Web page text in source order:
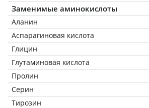
Заменимые аминокислоты
Аланин
Аспарагиновая кислота
Глицин
Глутаминовая кислота
Пролин
Серин
Тирозин